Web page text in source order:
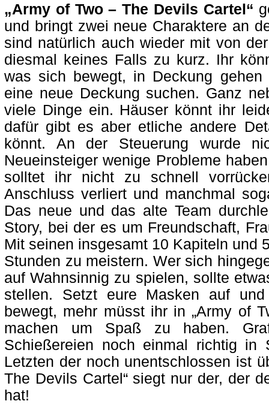
„Army of Two – The Devils Cartel“
und bringt zwei neue Charaktere an
sind natürlich auch wieder mit von
diesmal keines Falls zu kurz. Ihr
was sich bewegt, in Deckung
eine neue Deckung suchen. Ganz
viele Dinge ein. Häuser könnt ihr
dafür gibt es aber etliche andere
könnt. An der Steuerung wurde
Neueinsteiger wenige Probleme
solltet ihr nicht zu schnell
Anschluss verliert und manchmal
Das neue und das alte Team
Story, bei der es um Freundschaft,
Mit seinen insgesamt 10 Kapiteln und
Stunden zu meistern. Wer sich
auf Wahnsinnig zu spielen, sollte
stellen. Setzt eure Masken auf
bewegt, mehr müsst ihr in „Army of
machen um Spaß zu haben.
Schießereien noch einmal richtig in
Letzten der noch unentschlossen ist
The Devils Cartel“ siegt nur der, der
hat!